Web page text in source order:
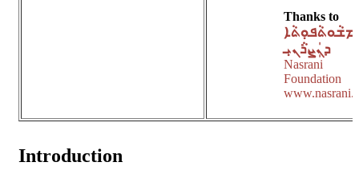
Thanks to
ܡܫܵܘܬܵܦܘܼܬܵܐ
ܕܢܲܨܪܵܢܝܼ
Nasrani
Foundation
Introduction